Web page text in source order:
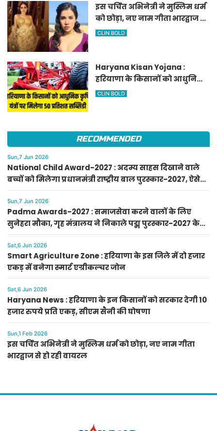
इस चर्चित अभिनेत्री ने मुस्लिम धर्म
को छोड़ा, नए नाम गीता भारद्वाज से
हो रही वायरल
CLIN BOLD
Haryana Kisan Yojana :
हरियाणा के किसानों को आधुनिक
कृषि यंत्रों पर मिलेगा 50 प्रतिशत
CLIN BOLD
RECOMMENDED
Sun,7 Jun 2026
National Child Award-2027 : अदम्य साहस दिखाने वाले
बच्चों को मिलेगा प्रधानमंत्री राष्ट्रीय बाल पुरस्कार-2027, ऐसे
करें आवेदन
Sun,7 Jun 2026
Padma Awards-2027 : समाजसेवा करने वालों के लिए
सुनेहरा मौका, गृह मंत्रालय ने निकाले पद्म पुरस्कार-2027 के
लिए आवेदन
Sat,6 Jun 2026
Smart Agriculture Zone : हरियाणा के इस जिले में दो हजार
एकड़ में बनेगा स्मार्ट एग्रीकल्चर जोन
Sat,6 Jun 2026
Haryana News : हरियाणा के इन किसानों को सरकार देगी 10
हजार रुपये प्रति एकड़, सीएम सैनी की घोषणा
Sun,1 Feb 2026
इस चर्चित अभिनेत्री ने मुस्लिम धर्म को छोड़ा, नए नाम गीता
भारद्वाज से हो रही वायरल